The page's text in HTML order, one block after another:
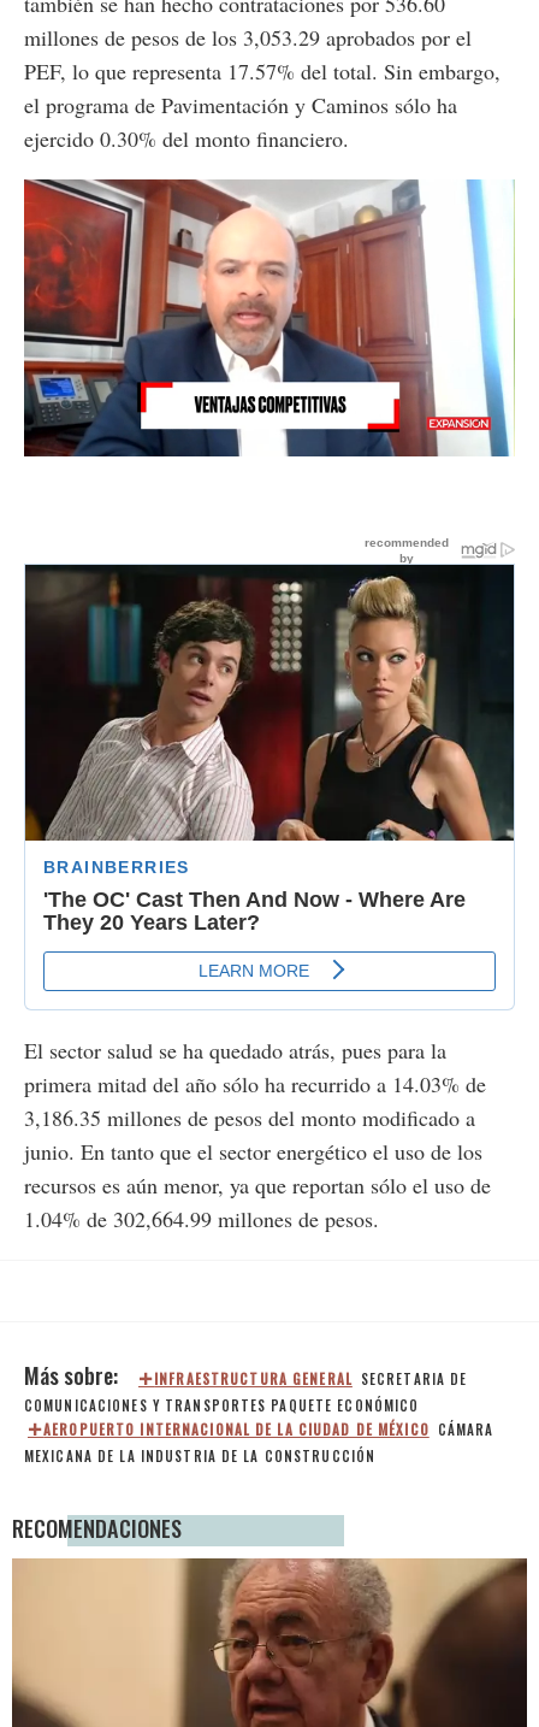
millones de pesos de los 3,053.29 aprobados por el
PEF, lo que representa 17.57% del total. Sin embargo,
el programa de Pavimentación y Caminos sólo ha
ejercido 0.30% del monto financiero.
Unmute
8.63%
El sector salud se ha quedado atrás, pues para la
primera mitad del año sólo ha recurrido a 14.03% de
3,186.35 millones de pesos del monto modificado a
junio. En tanto que el sector energético el uso de los
recursos es aún menor, ya que reportan sólo el uso de
1.04% de 302,664.99 millones de pesos.
INFRAESTRUCTURA GENERAL SECRETARIA DE
COMUNICACIONES Y TRANSPORTES PAQUETE ECONÓMICO
AEROPUERTO INTERNACIONAL DE LA CIUDAD DE MÉXICO CÁMARA
MEXICANA DE LA INDUSTRIA DE LA CONSTRUCCIÓN
RECOMENDACIONES